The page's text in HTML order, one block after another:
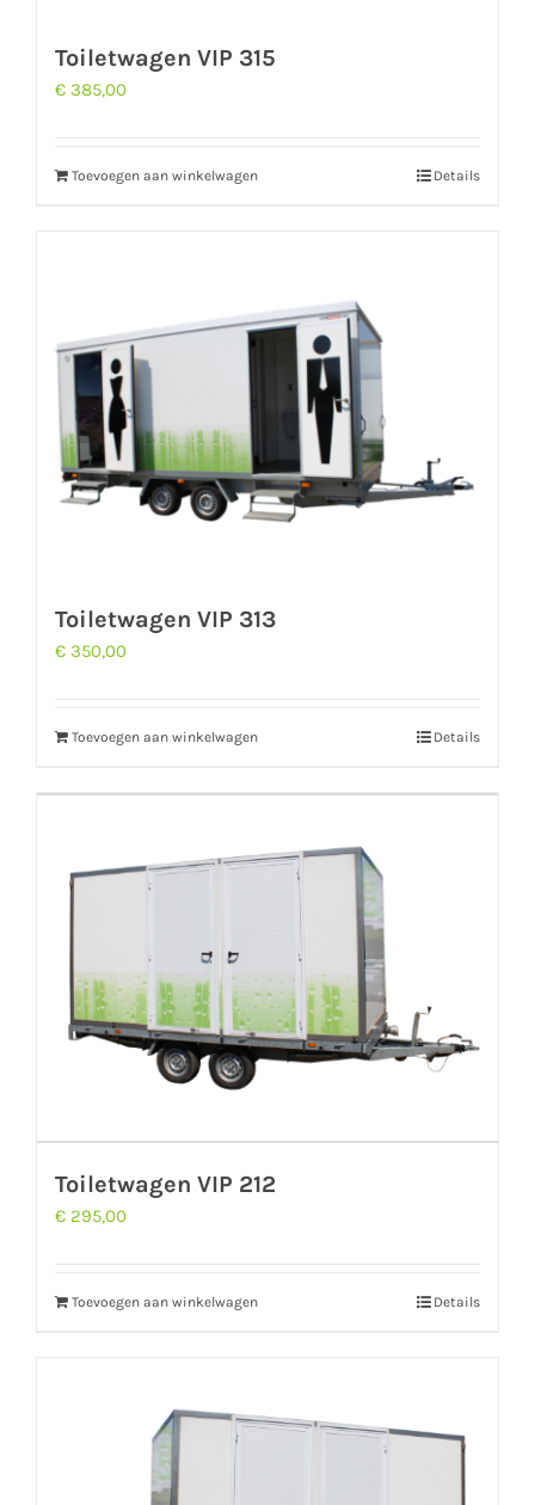
Toiletwagen VIP 315
€ 385,00
Toevoegen aan winkelwagen Details
Toiletwagen VIP 313
€ 350,00
Toevoegen aan winkelwagen Details
Toiletwagen VIP 212
€ 295,00
Toevoegen aan winkelwagen Details